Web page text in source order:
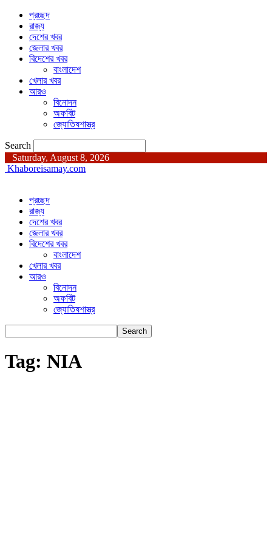
প্রচ্ছদ
রাজ্য
দেশের খবর
জেলার খবর
বিদেশের খবর
বাংলাদেশ
খেলার খবর
আরও
বিনোদন
অফবিট
জ্যোতিষশাস্ত্র
Search
Saturday, August 8, 2026
Khaboreisamay.com
প্রচ্ছদ
রাজ্য
দেশের খবর
জেলার খবর
বিদেশের খবর
বাংলাদেশ
খেলার খবর
আরও
বিনোদন
অফবিট
জ্যোতিষশাস্ত্র
Tag: NIA